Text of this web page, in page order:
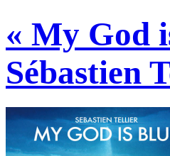
« My God
Sébastien